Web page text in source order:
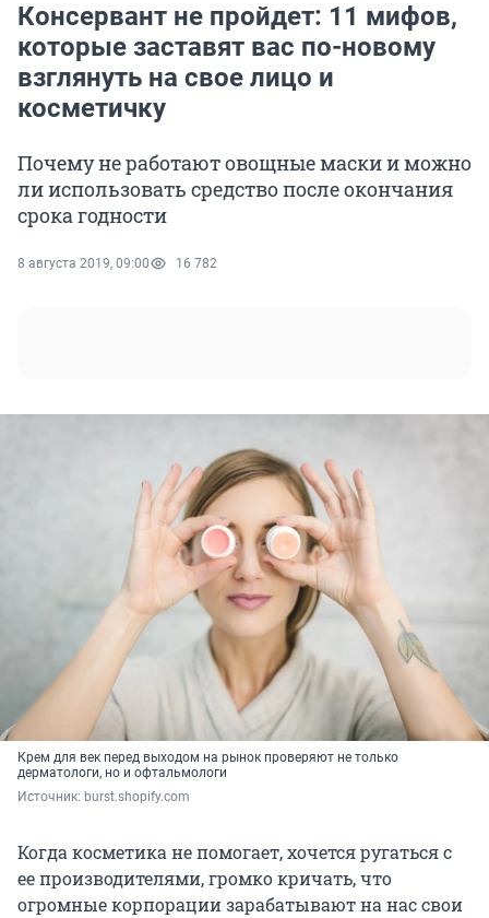
Консервант не пройдет: 11 мифов,
которые заставят вас по-новому
взглянуть на свое лицо и
косметичку
Почему не работают овощные маски и можно
ли использовать средство после окончания
срока годности
8 августа 2019, 09:00 16 782
Крем для век перед выходом на рынок проверяют не только
дерматологи, но и офтальмологи
Источник: burst.shopify.com
Когда косметика не помогает, хочется ругаться с
ее производителями, громко кричать, что
огромные корпорации зарабатывают на нас свои